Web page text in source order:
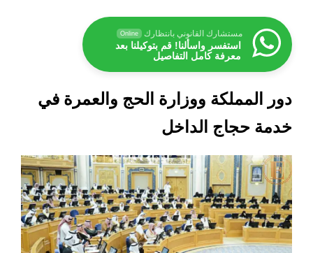
مستشارك القانوني بانتظارك Online
استفسر واسألنا! قم بتوكيلنا بعد
معرفة كامل التفاصيل
دور المملكة ووزارة الحج والعمرة في
خدمة حجاج الداخل